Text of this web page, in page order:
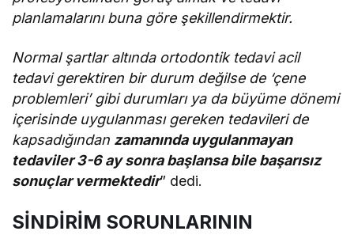
planlamalarını buna göre şekillendirmektir.
Normal şartlar altında ortodontik tedavi acil
tedavi gerektiren bir durum değilse de ‘çene
problemleri’ gibi durumları ya da büyüme dönemi
içerisinde uygulanması gereken tedavileri de
kapsadığından zamanında uygulanmayan
tedaviler 3-6 ay sonra başlansa bile başarısız
sonuçlar vermektedir” dedi.
SİNDİRİM SORUNLARININ